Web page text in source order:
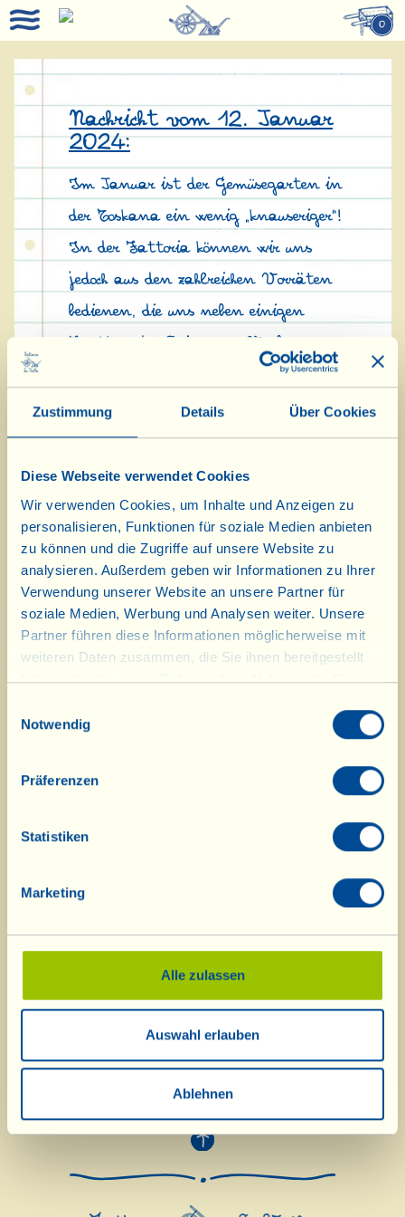
Zustimmung Details Über Cookies
Diese Webseite verwendet Cookies
Wir verwenden Cookies, um Inhalte und Anzeigen zu
personalisieren, Funktionen für soziale Medien anbieten
zu können und die Zugriffe auf unsere Website zu
analysieren. Außerdem geben wir Informationen zu Ihrer
Verwendung unserer Website an unsere Partner für
soziale Medien, Werbung und Analysen weiter. Unsere
Partner führen diese Informationen möglicherweise mit
weiteren Daten zusammen, die Sie ihnen bereitgestellt
haben oder die sie im Rahmen Ihrer Nutzung der Dienste
Notwendig
Präferenzen
Statistiken
Marketing
Alle zulassen
Auswahl erlauben
Ablehnen
0
Nachricht vom 12. Januar
2024:
Im Januar ist der Gemüsegarten in
der Toskana ein wenig „knauseriger”!
In der Fattoria können wir uns
jedoch aus den zahlreichen Vorräten
bedienen, die uns neben einigen
Früchten der Saison zur Verfügung
stehen. Auf einen Winter-Aperitif
mit Mandarinen und Ingwer
folgen eine Creme aus Cannellini-
Bohnen mit Palmkohlchips zusammen
mit der traditionellen Bruschetta
mit neuem Olivenöl und ein so
aufwendig zuzubereitender wie
köstlicher erster Gang, die typisch
toskanischen Cannelloni mit
Wildschweinsoße. Den Abschluss
„Dolcetti alla Viallella“ (=